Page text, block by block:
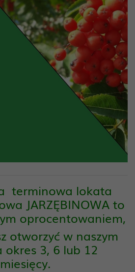
terminowa lokata
JARZĘBINOWA to
oprocentowaniem,
otworzyć w naszym
okres 3, 6 lub 12
miesięcy.